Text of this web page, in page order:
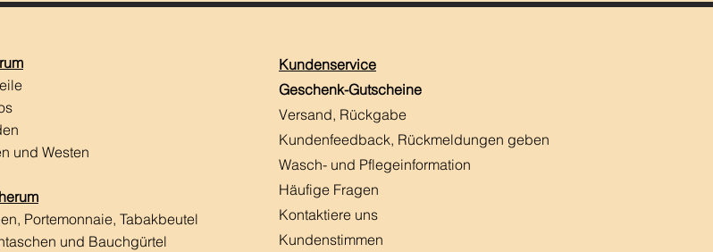
und Westen
Portemonnaie, Tabakbeutel
und Bauchgürtel
Kundenservice
Geschenk-Gutscheine
Versand, Rückgabe
Kundenfeedback, Rückmeldungen ​ geben
Wasch- und Pflegeinformation
Häufige Fragen
Kontaktiere uns
Kundenstimmen